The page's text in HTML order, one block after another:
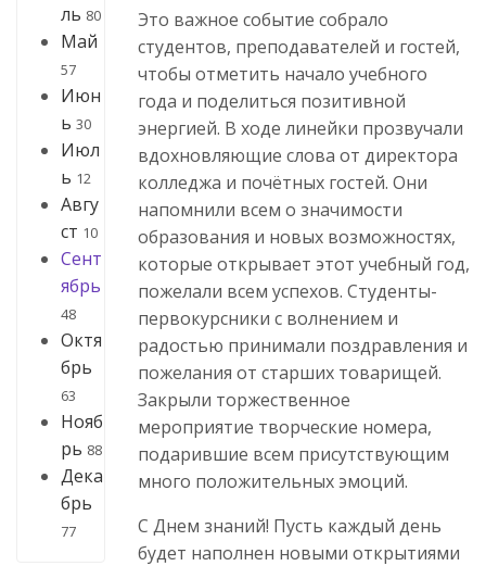
ль 80
Май
57
Июн
ь 30
Июл
ь 12
Авгу
ст 10
Сент
ябрь
48
Октя
брь
63
Нояб
рь 88
Дека
брь
77
Это важное событие собрало
студентов, преподавателей и гостей,
чтобы отметить начало учебного
года и поделиться позитивной
энергией. В ходе линейки прозвучали
вдохновляющие слова от директора
колледжа и почётных гостей. Они
напомнили всем о значимости
образования и новых возможностях,
которые открывает этот учебный год,
пожелали всем успехов. Студенты-
первокурсники с волнением и
радостью принимали поздравления и
пожелания от старших товарищей.
Закрыли торжественное
мероприятие творческие номера,
подарившие всем присутствующим
много положительных эмоций.
С Днем знаний! Пусть каждый день
будет наполнен новыми открытиями